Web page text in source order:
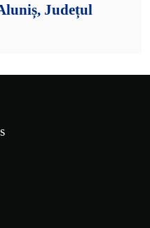
Județul